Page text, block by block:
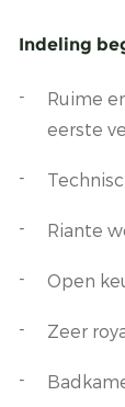
Indeling
Ruime
eerste
Riante
Open
Zeer